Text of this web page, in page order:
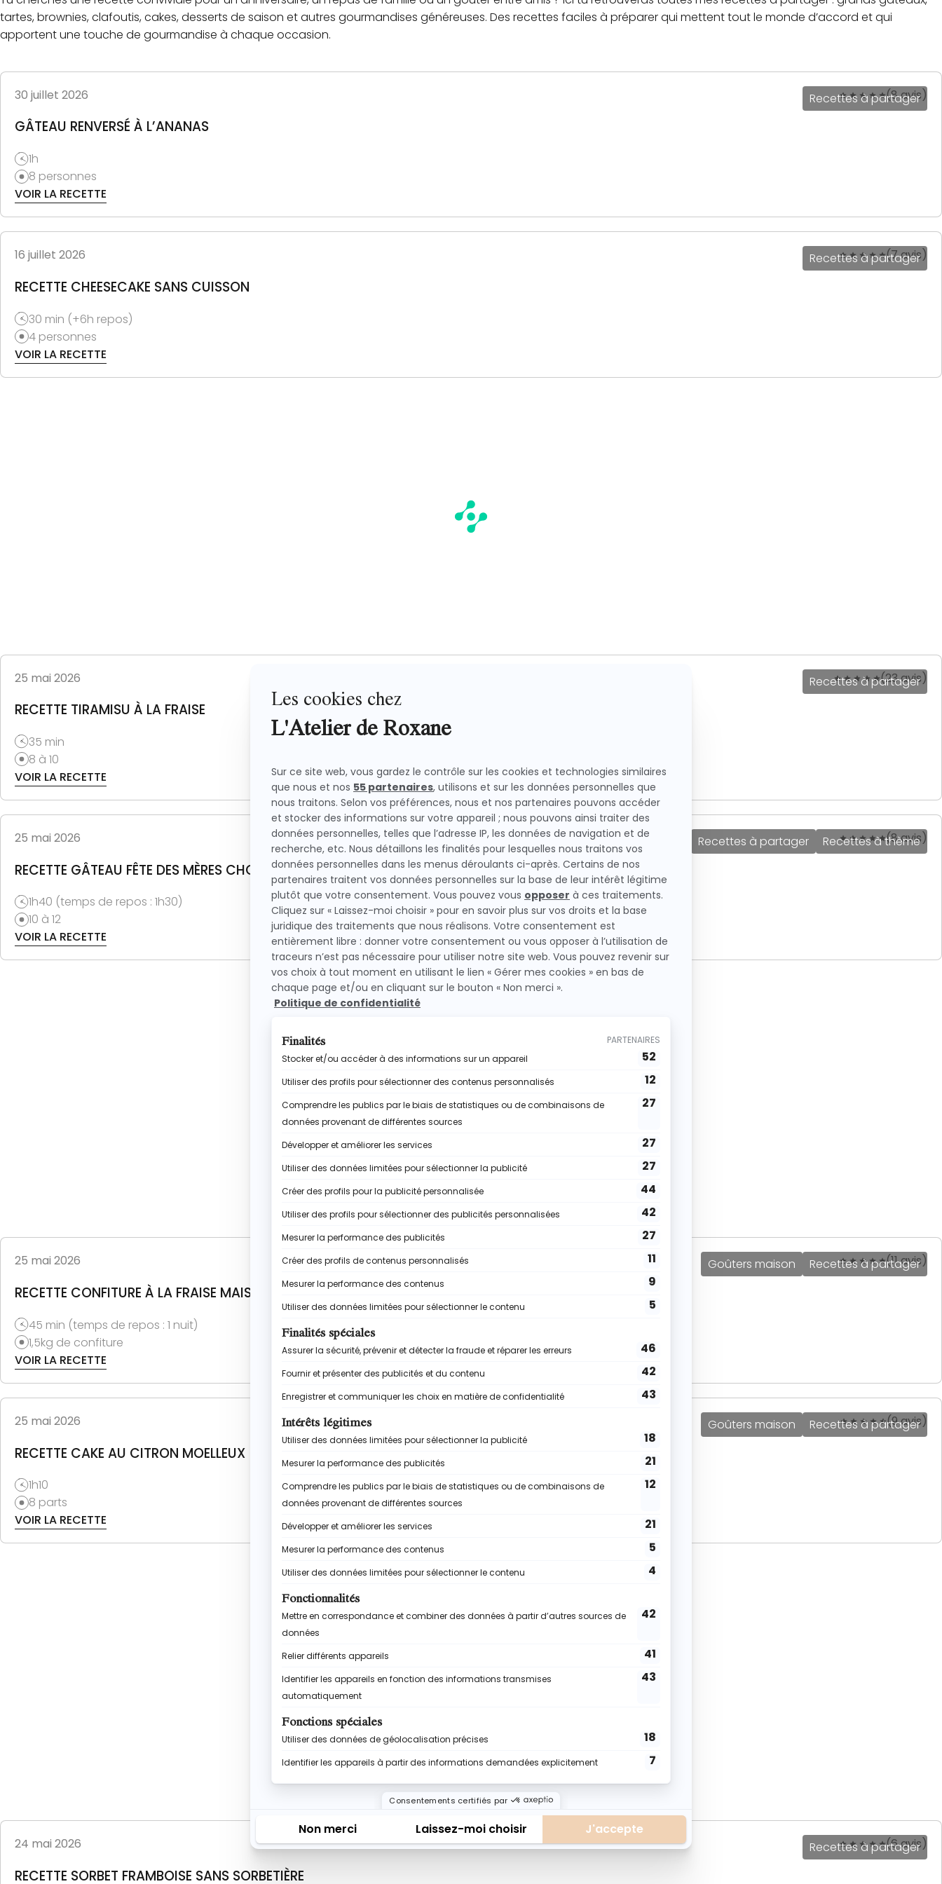
tartes, brownies, clafoutis, cakes, desserts de saison et autres gourmandises généreuses. Des recettes faciles à préparer qui mettent tout le monde d’accord et qui
apportent une touche de gourmandise à chaque occasion.
Recettes à partager
30 juillet 2026 (8 avis)
GÂTEAU RENVERSÉ À L’ANANAS
1h
8 personnes
VOIR LA RECETTE
Recettes à partager
16 juillet 2026 (7 avis)
RECETTE CHEESECAKE SANS CUISSON
30 min (+6h repos)
4 personnes
VOIR LA RECETTE
Recettes à partager
25 mai 2026 (23 avis)
RECETTE TIRAMISU À LA FRAISE
35 min
8 à 10
VOIR LA RECETTE
Recettes à partager Recettes à thème
25 mai 2026 (8 avis)
RECETTE GÂTEAU FÊTE DES MÈRES CHOCOLAT FRAISE
1h40 (temps de repos : 1h30)
10 à 12
VOIR LA RECETTE
Goûters maison Recettes à partager
25 mai 2026 (11 avis)
RECETTE CONFITURE À LA FRAISE MAISON
45 min (temps de repos : 1 nuit)
1,5kg de confiture
VOIR LA RECETTE
Goûters maison Recettes à partager
25 mai 2026 (9 avis)
RECETTE CAKE AU CITRON MOELLEUX
1h10
8 parts
VOIR LA RECETTE
Recettes à partager
24 mai 2026 (6 avis)
RECETTE SORBET FRAMBOISE SANS SORBETIÈRE